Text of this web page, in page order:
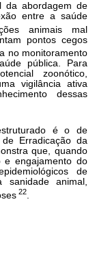
da abordagem de
entre a saúde
animais mal
pontos cegos
no monitoramento
pública. Para
zoonótico,
vigilância ativa
dessas
é o de
Erradicação da
que, quando
e engajamento do
de
sanidade animal,
22